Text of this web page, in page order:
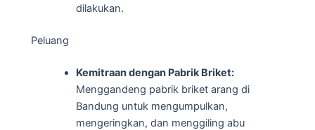
dilakukan.
Peluang
Kemitraan dengan Pabrik Briket:
Menggandeng pabrik briket arang di
Bandung untuk mengumpulkan,
mengeringkan, dan menggiling abu